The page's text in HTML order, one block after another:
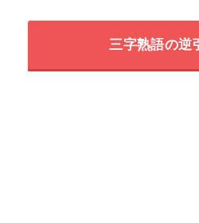
三字熟語の逆